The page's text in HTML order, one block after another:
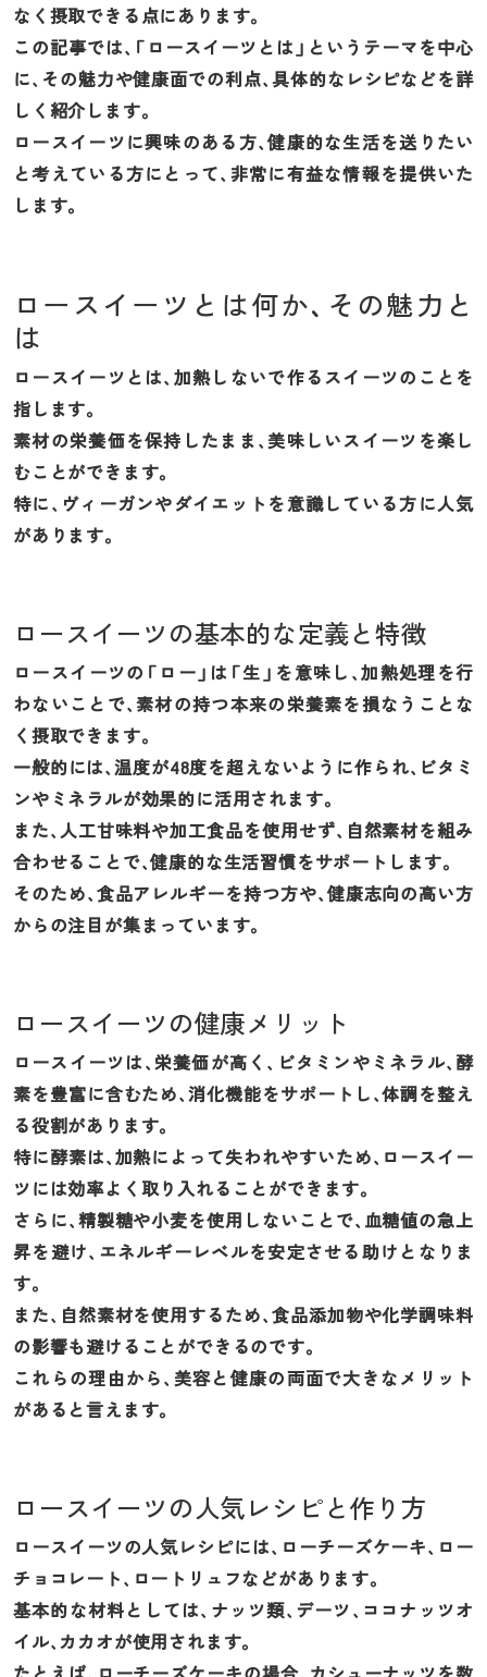
なく摂取できる点にあります。
この記事では、「ロースイーツとは」というテーマを中心
に、その魅力や健康面での利点、具体的なレシピなどを詳
しく紹介します。
ロースイーツに興味のある方、健康的な生活を送りたい
と考えている方にとって、非常に有益な情報を提供いた
します。
ロースイーツとは何か、その魅力と
は
ロースイーツとは、加熱しないで作るスイーツのことを
指します。
素材の栄養価を保持したまま、美味しいスイーツを楽し
むことができます。
特に、ヴィーガンやダイエットを意識している方に人気
があります。
ロースイーツの基本的な定義と特徴
ロースイーツの「ロー」は「生」を意味し、加熱処理を行
わないことで、素材の持つ本来の栄養素を損なうことな
く摂取できます。
一般的には、温度が48度を超えないように作られ、ビタミ
ンやミネラルが効果的に活用されます。
また、人工甘味料や加工食品を使用せず、自然素材を組み
合わせることで、健康的な生活習慣をサポートします。
そのため、食品アレルギーを持つ方や、健康志向の高い方
からの注目が集まっています。
ロースイーツの健康メリット
ロースイーツは、栄養価が高く、ビタミンやミネラル、酵
素を豊富に含むため、消化機能をサポートし、体調を整え
る役割があります。
特に酵素は、加熱によって失われやすいため、ロースイー
ツには効率よく取り入れることができます。
さらに、精製糖や小麦を使用しないことで、血糖値の急上
昇を避け、エネルギーレベルを安定させる助けとなりま
す。
また、自然素材を使用するため、食品添加物や化学調味料
の影響も避けることができるのです。
これらの理由から、美容と健康の両面で大きなメリット
があると言えます。
ロースイーツの人気レシピと作り方
ロースイーツの人気レシピには、ローチーズケーキ、ロー
チョコレート、ロートリュフなどがあります。
基本的な材料としては、ナッツ類、デーツ、ココナッツオ
イル、カカオが使用されます。